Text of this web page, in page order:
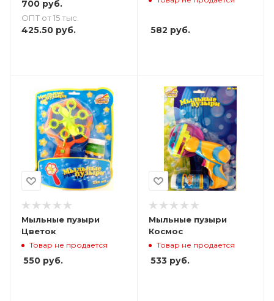
700 руб.
ОПТ от 15 тыс.
425.50 руб. 582 руб.
Мыльные пузыри
Цветок
Товар не продается
550 руб.
Мыльные пузыри
Космос
Товар не продается
533руб.